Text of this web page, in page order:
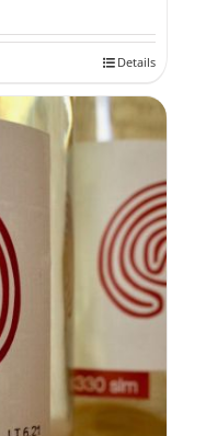
Details